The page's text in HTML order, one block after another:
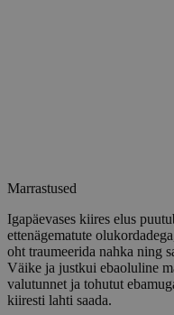
Marrastused
Igapäevases kiires elus
ettenägematute
oht traumeerida nahka ning
Väike ja justkui ebaoluline
valutunnet ja tohutut
kiiresti lahti saada.